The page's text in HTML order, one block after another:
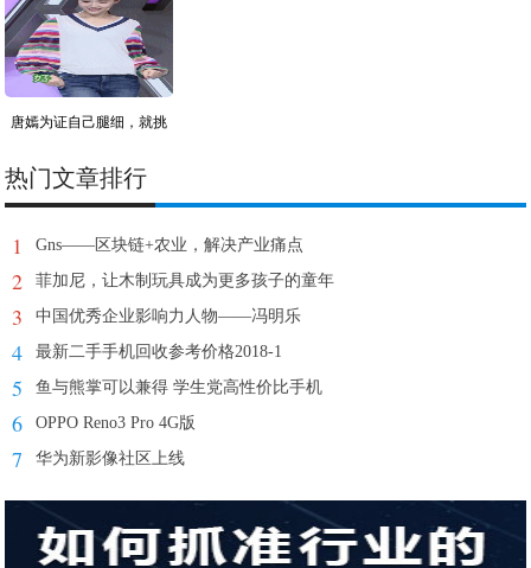
唐嫣为证自己腿细，就挑
热门文章排行
1 Gns——区块链+农业，解决产业痛点
2 菲加尼，让木制玩具成为更多孩子的童年
3 中国优秀企业影响力人物——冯明乐
4 最新二手手机回收参考价格2018-1
5 鱼与熊掌可以兼得 学生党高性价比手机
6 OPPO Reno3 Pro 4G版
7 华为新影像社区上线